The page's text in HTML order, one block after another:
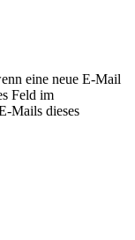
eine neue E-Mail
Feld im
Mails dieses